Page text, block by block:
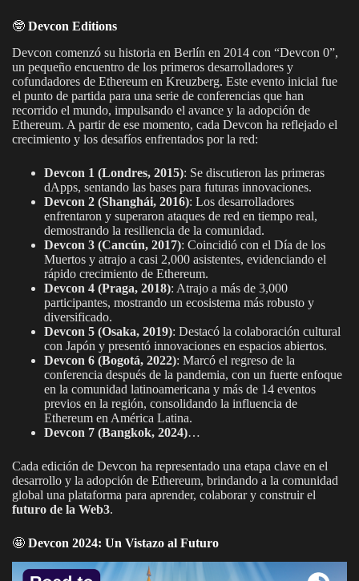
🤓 Devcon Editions
Devcon comenzó su historia en Berlín en 2014 con “Devcon 0”,
un pequeño encuentro de los primeros desarrolladores y
cofundadores de Ethereum en Kreuzberg. Este evento inicial fue
el punto de partida para una serie de conferencias que han
recorrido el mundo, impulsando el avance y la adopción de
Ethereum. A partir de ese momento, cada Devcon ha reflejado el
crecimiento y los desafíos enfrentados por la red:
Devcon 1 (Londres, 2015): Se discutieron las primeras
dApps, sentando las bases para futuras innovaciones.
Devcon 2 (Shanghái, 2016): Los desarrolladores
enfrentaron y superaron ataques de red en tiempo real,
demostrando la resiliencia de la comunidad.
Devcon 3 (Cancún, 2017): Coincidió con el Día de los
Muertos y atrajo a casi 2,000 asistentes, evidenciando el
rápido crecimiento de Ethereum.
Devcon 4 (Praga, 2018): Atrajo a más de 3,000
participantes, mostrando un ecosistema más robusto y
diversificado.
Devcon 5 (Osaka, 2019): Destacó la colaboración cultural
con Japón y presentó innovaciones en espacios abiertos.
Devcon 6 (Bogotá, 2022): Marcó el regreso de la
conferencia después de la pandemia, con un fuerte enfoque
en la comunidad latinoamericana y más de 14 eventos
previos en la región, consolidando la influencia de
Ethereum en América Latina.
Devcon 7 (Bangkok, 2024)…
Cada edición de Devcon ha representado una etapa clave en el
desarrollo y la adopción de Ethereum, brindando a la comunidad
global una plataforma para aprender, colaborar y construir el
futuro de la Web3.
🤩 Devcon 2024: Un Vistazo al Futuro